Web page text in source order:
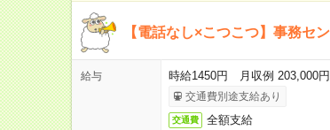
【電話なし×こつこつ】事務セ
給与 時給1450円 月収例 203,000円
交通費別途支給あり
交通費 全額支給